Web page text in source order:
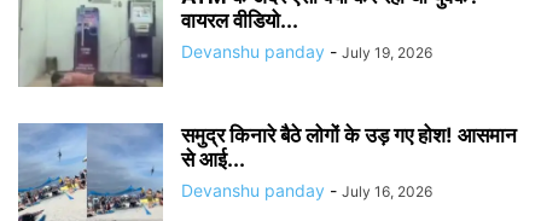
वायरल वीडियो...
Devanshu panday - July 19, 2026
समुद्र किनारे बैठे लोगों के उड़ गए होश! आसमान
से आई...
Devanshu panday - July 16, 2026